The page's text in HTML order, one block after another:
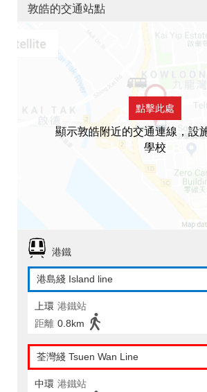
敦皓的交通站點
點擊此處
顯示敦皓附近的交通連線，設
學校
港鐵
港島綫 Island line
上環 港鐵站
距離 0.8km
荃灣綫 Tsuen Wan Line
中環 港鐵站